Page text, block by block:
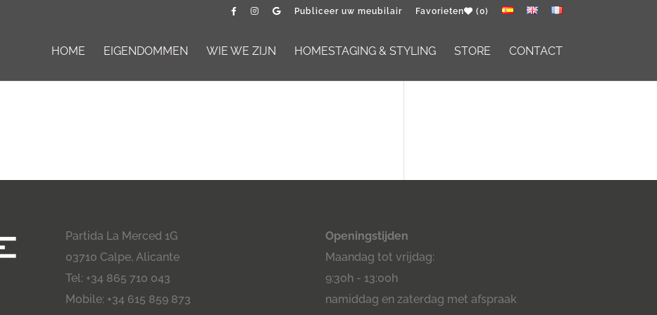
Publiceer uw meubilair Favorieten (0)
HOME EIGENDOMMEN WIE WE ZIJN HOMESTAGING & STYLING STORE CONTACT
Partida La Merced 1G
03710 Calpe, Alicante
Tel: +34 865 710 043
Mobile: +34 615 859 873
Openingstijden
Maandag tot vrijdag:
9:30h - 13:00h
namiddag en zaterdag met afspraak